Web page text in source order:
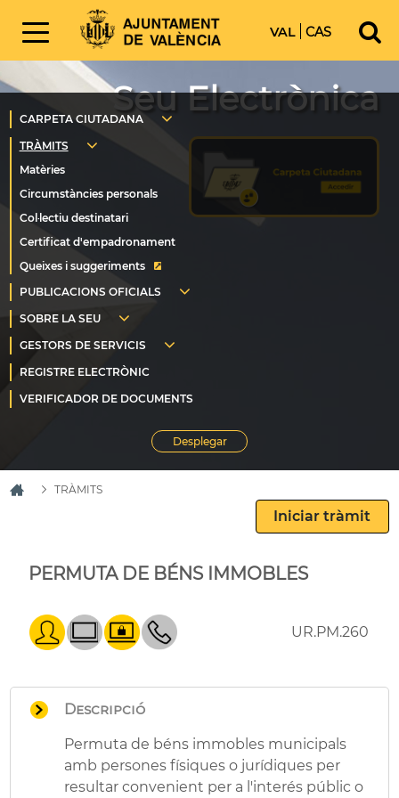
VAL CAS
Seu Electrònica
Queixes i suggeriments
TRÀMITS
PERMUTA DE BÉNS IMMOBLES
UR.PM.260
Descripció
Permuta de béns immobles municipals
amb persones físiques o jurídiques per
resultar convenient per a l'interés públic o